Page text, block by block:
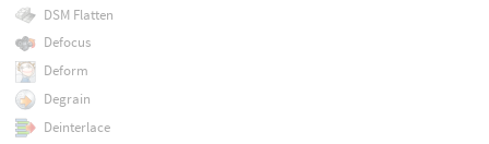
DSM Flatten
Defocus
Deform
Degrain
Deinterlace